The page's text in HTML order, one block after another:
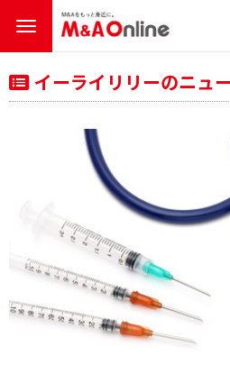
イーライリリーのニュ